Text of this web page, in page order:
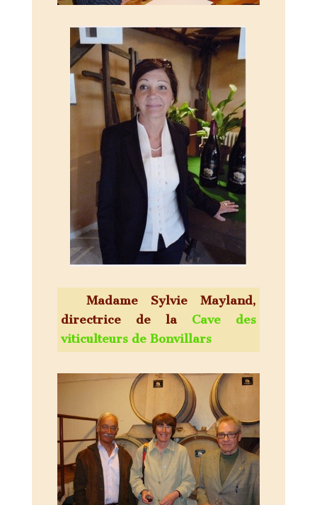
Madame Sylvie Mayland,
directrice de la Cave des
viticulteurs de Bonvillars